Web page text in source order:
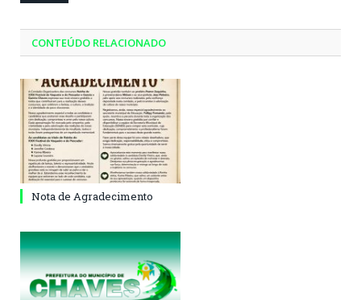
CONTEÚDO RELACIONADO
Nota de Agradecimento